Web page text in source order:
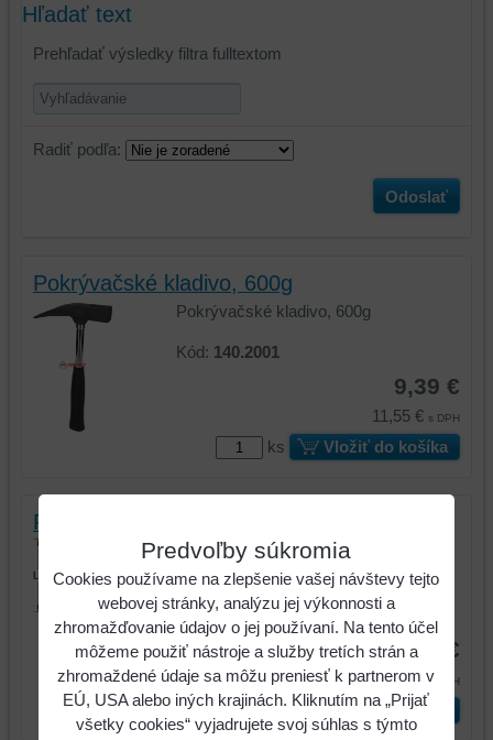
Hľadať text
Prehľadať výsledky filtra fulltextom
Radiť podľa:
Odoslať
Pokrývačské kladivo, 600g
Pokrývačské kladivo, 600g
Kód: 140.2001
9,39 €
11,55 € s DPH
ks Vložiť do košíka
Pokrývačské kladivo, magnetické, 600g
Pokrývačské kladivo, magnetické,
600g
Kód:140.2002
10,53 €
12,95 €s DPH
ks Vložiť do košíka
Predvoľby súkromia
Cookies používame na zlepšenie vašej návštevy tejto
webovej stránky, analýzu jej výkonnosti a
zhromažďovanie údajov o jej používaní. Na tento účel
môžeme použiť nástroje a služby tretích strán a
zhromaždené údaje sa môžu preniesť k partnerom v
EÚ, USA alebo iných krajinách. Kliknutím na „Prijať
všetky cookies“ vyjadrujete svoj súhlas s týmto